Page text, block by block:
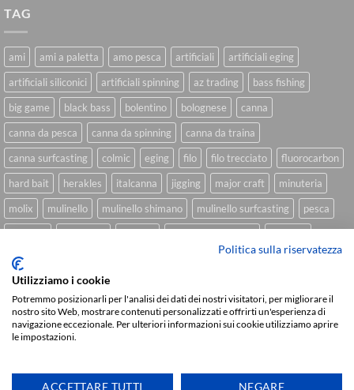
TAG
ami ami a paletta amo pesca artificiali
artificiali eging
artificiali siliconici
artificiali spinning az trading
bass fishing
big game
black bass bolentino bolognese
canna
canna da pesca
canna da spinning
canna da traina
canna surfcasting
colmic eging filo filo trecciato
fluorocarbon
hard bait
herakles italcanna jigging major craft
minuteria
molix
mulinello mulinello shimano mulinello surfcasting
pesca
spinning inshore
Sviluppato daWe Blink Design
Delivery
Politica sulla riservatezza
Utilizziamo i cookie
Potremmo posizionarli per l'analisi dei dati dei nostri visitatori, per migliorare il
nostro sito Web, mostrare contenuti personalizzati e offrirti un'esperienza di
navigazione eccezionale. Per ulteriori informazioni sui cookie utilizziamo aprire
le impostazioni.
ACCETTARE TUTTI NEGARE